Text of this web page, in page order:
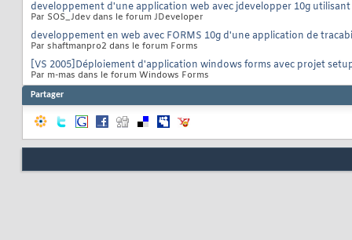
developpement d'une application web avec jdevelopper 10g utilisant
Par SOS_Jdev dans le forum JDeveloper
developpement en web avec FORMS 10g d'une application de
Par shaftmanpro2 dans le forum Forms
[VS 2005]Déploiement d'application windows forms avec projet
Par m-mas dans le forum Windows Forms
Partager